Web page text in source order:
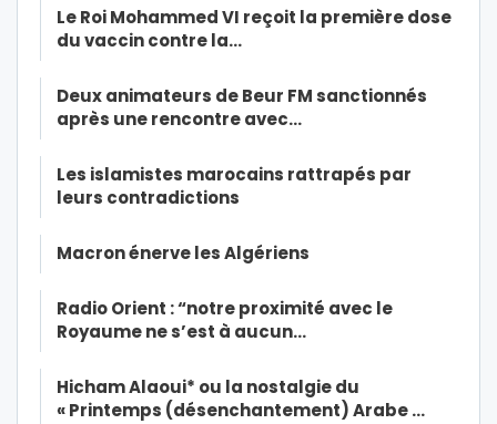
Le Roi Mohammed VI reçoit la première dose
du vaccin contre la…
Deux animateurs de Beur FM sanctionnés
après une rencontre avec…
Les islamistes marocains rattrapés par
leurs contradictions
Macron énerve les Algériens
Radio Orient : “notre proximité avec le
Royaume ne s’est à aucun…
Hicham Alaoui* ou la nostalgie du
« Printemps (désenchantement) Arabe …